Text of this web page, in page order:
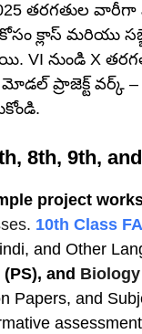
2025 తరగతుల
క్లాస్ మరియు
VI నుండి X
ప్రాజెక్ట్ వర్క్ –
8th, 9th,
project
10th Class
and Other
and Biology
Papers, and